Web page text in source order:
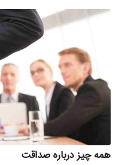
همه چیز درباره صداقت